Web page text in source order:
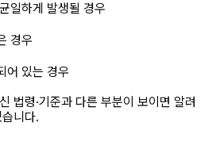
일하게 발생될 경우
경우
어 있는 경우
법령·기준과 다른 부분이 보이면 알려
니다.